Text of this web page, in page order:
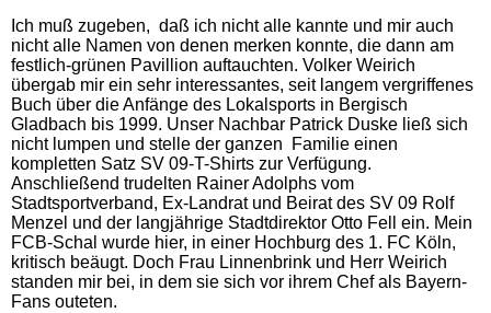
Ich muß zugeben, daß ich nicht alle kannte und mir auch
nicht alle Namen von denen merken konnte, die dann am
festlich-grünen Pavillion auftauchten. Volker Weirich
übergab mir ein sehr interessantes, seit langem vergriffenes
Buch über die Anfänge des Lokalsports in Bergisch
Gladbach bis 1999. Unser Nachbar Patrick Duske ließ sich
nicht lumpen und stelle der ganzen Familie einen
kompletten Satz SV 09-T-Shirts zur Verfügung.
Anschließend trudelten Rainer Adolphs vom
Stadtsportverband, Ex-Landrat und Beirat des SV 09 Rolf
Menzel und der langjährige Stadtdirektor Otto Fell ein. Mein
FCB-Schal wurde hier, in einer Hochburg des 1. FC Köln,
kritisch beäugt. Doch Frau Linnenbrink und Herr Weirich
standen mir bei, in dem sie sich vor ihrem Chef als Bayern-
Fans outeten.